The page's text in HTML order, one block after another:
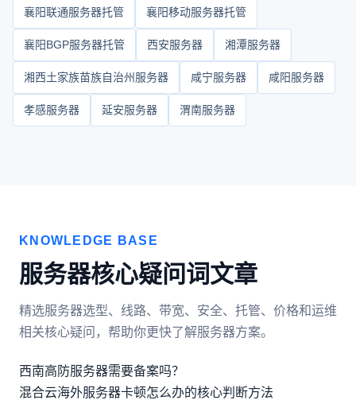
襄阳联通服务器托管 襄阳移动服务器托管
襄阳BGP服务器托管 西安服务器 湘潭服务器
湘西土家族苗族自治州服务器 咸宁服务器 咸阳服务器
孝感服务器 延安服务器 渭南服务器
KNOWLEDGE BASE
服务器核心疑问词文章
精选服务器选型、线路、带宽、安全、托管、价格和运维
相关核心疑问，帮助你更快了解服务器方案。
西南高防服务器需要备案吗？
混合云海外服务器卡顿怎么办的核心判断方法